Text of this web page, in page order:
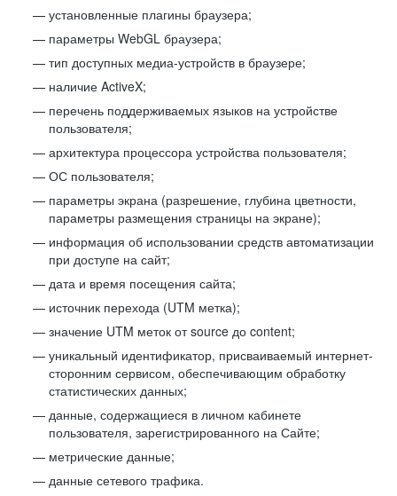
установленные плагины браузера;
параметры WebGL браузера;
тип доступных медиа-устройств в браузере;
наличие ActiveX;
перечень поддерживаемых языков на устройстве
пользователя;
архитектура процессора устройства пользователя;
ОС пользователя;
параметры экрана (разрешение, глубина цветности,
параметры размещения страницы на экране);
информация об использовании средств автоматизации
при доступе на сайт;
дата и время посещения сайта;
источник перехода (UTM метка);
значение UTM меток от source до content;
уникальный идентификатор, присваиваемый интернет-
сторонним сервисом, обеспечивающим обработку
статистических данных;
данные, содержащиеся в личном кабинете
пользователя, зарегистрированного на Сайте;
метрические данные;
данные сетевого трафика.